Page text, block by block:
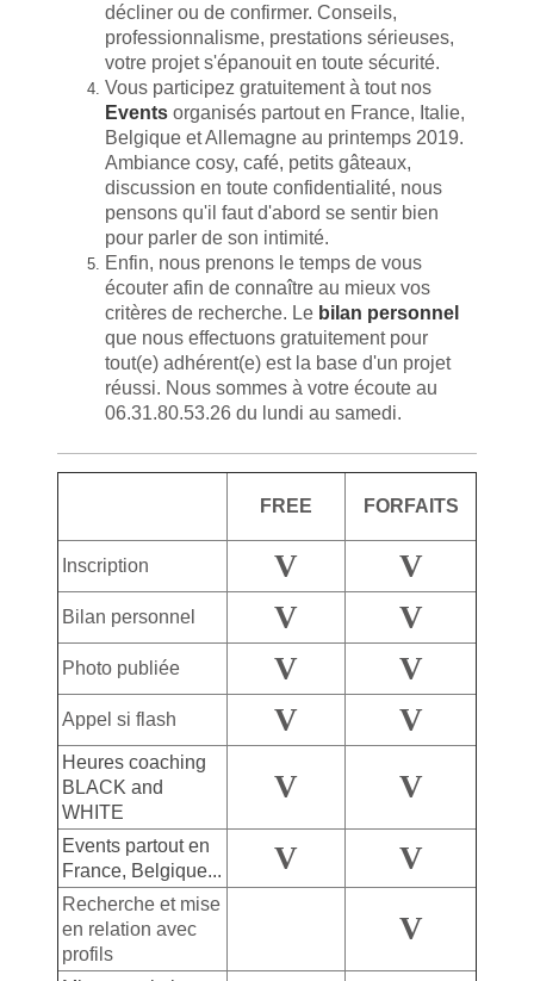
décliner ou de confirmer. Conseils,
professionnalisme, prestations sérieuses,
votre projet s'épanouit en toute sécurité.
Vous participez gratuitement à tout nos
Events organisés partout en France, Italie,
Belgique et Allemagne au printemps 2019.
Ambiance cosy, café, petits gâteaux,
discussion en toute confidentialité, nous
pensons qu'il faut d'abord se sentir bien
pour parler de son intimité.
Enfin, nous prenons le temps de vous
écouter afin de connaître au mieux vos
critères de recherche. Le bilan personnel
que nous effectuons gratuitement pour
tout(e) adhérent(e) est la base d'un projet
réussi. Nous sommes à votre écoute au
06.31.80.53.26 du lundi au samedi.
FREE FORFAITS
Inscription V V
Bilan personnel V V
Photo publiée V V
Appel si flash V V
Heures coaching
BLACK and
WHITE
V V
Events partout en
France, Belgique...
V V
Recherche et mise
en relation avec
profils
V